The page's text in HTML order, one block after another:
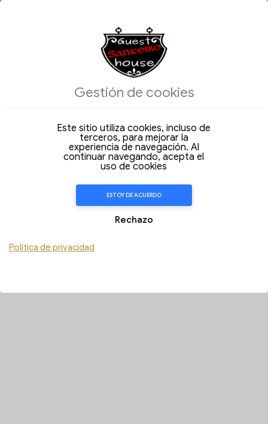
09
9 Selezionati 2 Adulti
FILTROS
ESPAÑOL INVESTIGACIÓN
Gestión de cookies
Este sitio utiliza cookies, incluso de
terceros, para mejorar la
experiencia de navegación. Al
continuar navegando, acepta el
uso de cookies
ESTOY DE ACUERDO
Rechazo
Política de privacidad